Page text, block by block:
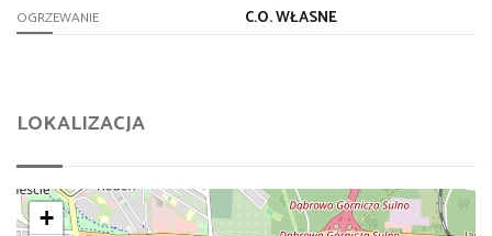
OGRZEWANIE C.O. WŁASNE
LOKALIZACJA
+